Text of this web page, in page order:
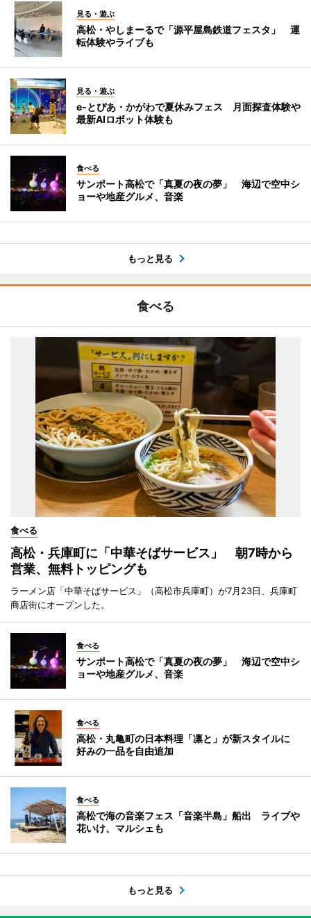
見る・遊ぶ
高松・やしまーるで「源平屋島鉄道フェスタ」 運
転体験やライブも
見る・遊ぶ
e-とぴあ・かがわで夏休みフェス 月面探査体験や
最新AIロボット体験も
食べる
サンポート高松で「真夏の夜の夢」 海辺で空中シ
ョーや地産グルメ、音楽
もっと見る
食べる
食べる
高松・兵庫町に「中華そばサービス」 朝7時から
営業、無料トッピングも
ラーメン店「中華そばサービス」（高松市兵庫町）が7月23日、兵庫町
商店街にオープンした。
食べる
サンポート高松で「真夏の夜の夢」 海辺で空中シ
ョーや地産グルメ、音楽
食べる
高松・丸亀町の日本料理「凛と」が新スタイルに
好みの一品を自由追加
食べる
高松で海の音楽フェス「音楽半島」船出 ライブや
花いけ、マルシェも
もっと見る